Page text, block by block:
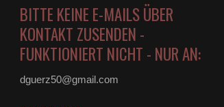
BITTE KEINE E-MAILS ÜBER
KONTAKT ZUSENDEN -
FUNKTIONIERT NICHT - NUR AN:
dguerz50@gmail.com